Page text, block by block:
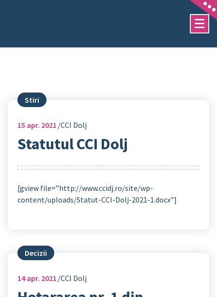
Stiri
15 apr. 2021 CCI Dolj
Statutul CCI Dolj
[gview file=”http://www.ccidj.ro/site/wp-
content/uploads/Statut-CCI-Dolj-2021-1.docx”]
Decizii
14apr. 2021 CCI Dolj